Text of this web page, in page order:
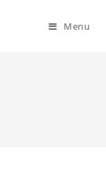
Menu